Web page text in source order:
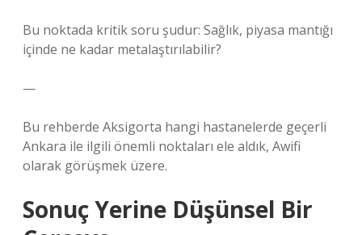
Bu noktada kritik soru şudur: Sağlık, piyasa mantığı
içinde ne kadar metalaştırılabilir?
—
Bu rehberde Aksigorta hangi hastanelerde geçerli
Ankara ile ilgili önemli noktaları ele aldık, Awifi
olarak görüşmek üzere.
Sonuç Yerine Düşünsel Bir